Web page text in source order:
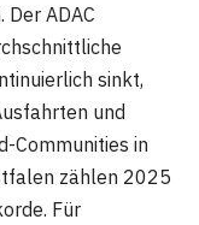
ADAC
sinkt,
und
Communities in
zählen 2025
Für